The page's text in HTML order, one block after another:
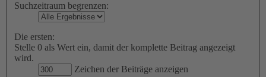
Suchzeitraum begrenzen:
Die ersten:
Stelle 0 als Wert ein, damit der komplette Beitrag angezeigt
wird.
Zeichen der Beiträge anzeigen